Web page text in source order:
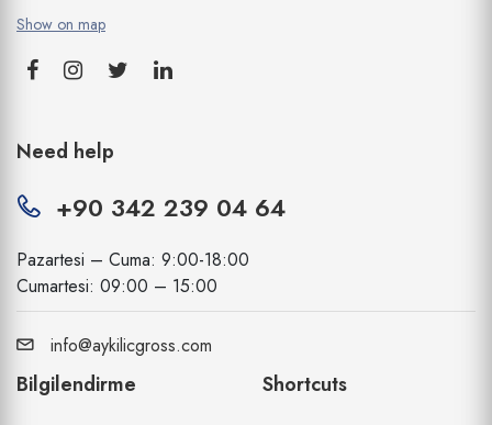
Show on map
Need help
+90 342 239 04 64
Pazartesi – Cuma: 9:00-18:00
Cumartesi: 09:00 – 15:00
info@aykilicgross.com
Bilgilendirme Shortcuts